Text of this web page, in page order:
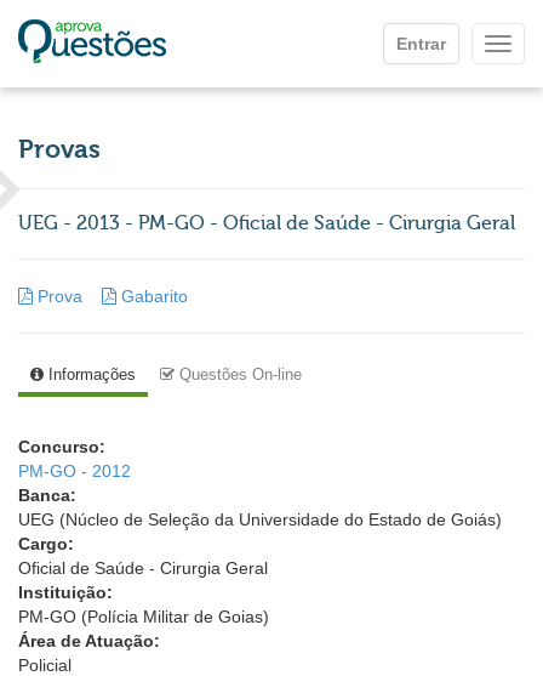
Entrar
Provas
UEG - 2013 - PM-GO - Oficial de Saúde - Cirurgia Geral
Prova Gabarito
Informações Questões On-line
Concurso:
PM-GO - 2012
Banca:
UEG (Núcleo de Seleção da Universidade do Estado de Goiás)
Cargo:
Oficial de Saúde - Cirurgia Geral
Instituição:
PM-GO (Polícia Militar de Goias)
Área de Atuação:
Policial